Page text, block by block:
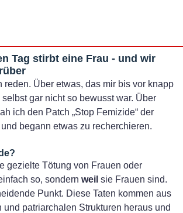
Tag stirbt eine Frau - und wir
reden. Über etwas, das mir bis vor knapp
gar nicht so bewusst war. Über
ich den Patch „Stop Femizide“ der
begann etwas zu recherchieren.
gezielte Tötung von Frauen oder
so, sondern weil sie Frauen sind.
Punkt. Diese Taten kommen aus
patriarchalen Strukturen heraus und